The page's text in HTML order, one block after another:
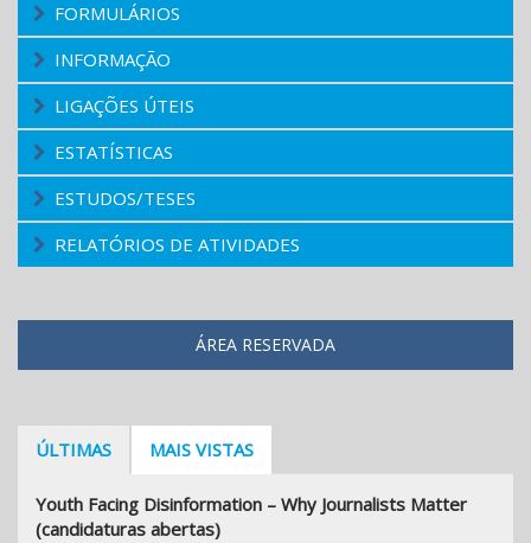
FORMULÁRIOS
INFORMAÇÃO
LIGAÇÕES ÚTEIS
ESTATÍSTICAS
ESTUDOS/TESES
RELATÓRIOS DE ATIVIDADES
ÁREA RESERVADA
ÚLTIMAS MAIS VISTAS
Youth Facing Disinformation – Why Journalists Matter
(candidaturas abertas)